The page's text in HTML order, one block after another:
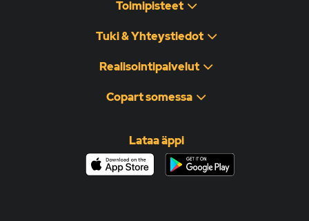
Toimipisteet
Tuki & Yhteystiedot
Realisointipalvelut
Copart somessa
Lataa äppi